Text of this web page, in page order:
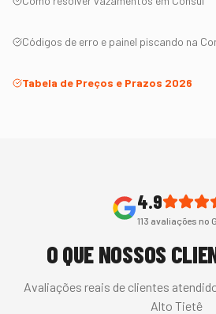
Códigos de erro e painel piscando na
Tabela de Preços e Prazos 2026
4.9
113 avaliações no
O QUE NOSSOS
Avaliações reais de clientes
Alto Tietê